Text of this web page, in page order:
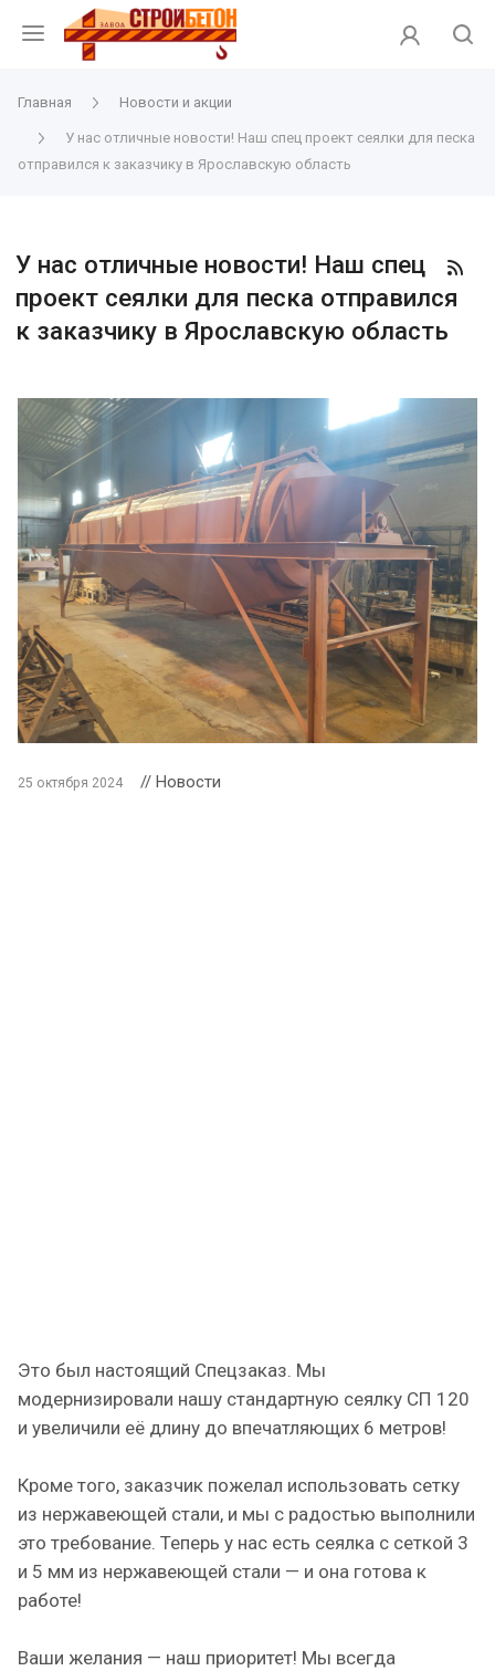
Главная Новости и акции
У нас отличные новости! Наш спец проект сеялки для песка
отправился к заказчику в Ярославскую область
У нас отличные новости! Наш спец
проект сеялки для песка отправился
к заказчику в Ярославскую область
25 октября 2024 // Новости
Это был настоящий Спецзаказ. Мы
модернизировали нашу стандартную сеялку СП 120
и увеличили её длину до впечатляющих 6 метров!
Кроме того, заказчик пожелал использовать сетку
из нержавеющей стали, и мы с радостью выполнили
это требование. Теперь у нас есть сеялка с сеткой 3
и 5 мм из нержавеющей стали — и она готова к
работе!
Ваши желания — наш приоритет! Мы всегда